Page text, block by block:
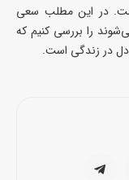
در این مطلب سعی
را بررسی کنیم که
در زندگی است.